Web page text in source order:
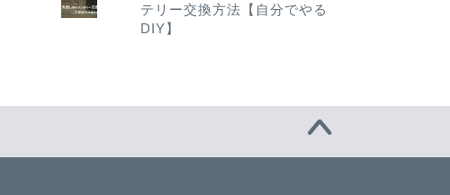
テリー交換方法【自分でやる
DIY】